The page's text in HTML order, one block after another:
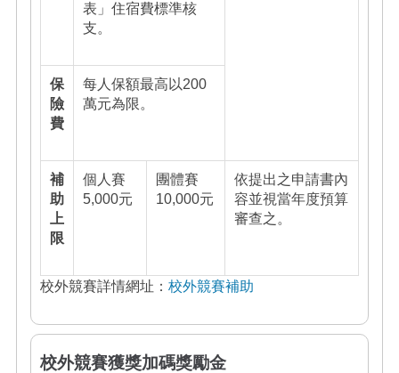
表」住宿費標準核
支。
保
險
費
每人保額最高以200
萬元為限。
補
助
上
限
個人賽
5,000元
團體賽
10,000元
依提出之申請書內
容並視當年度預算
審查之。
校外競賽詳情網址： 校外競賽補助
校外競賽獲獎加碼獎勵金